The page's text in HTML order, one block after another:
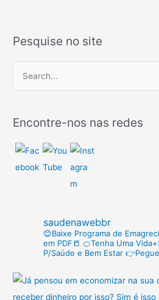
Pesquise no site
q
u
:
Encontre-nos nas redes
saudenawebbr
😊Baixe Programa de
em PDF📒 🍊Tenha Uma
P/Saúde e Bem Estar